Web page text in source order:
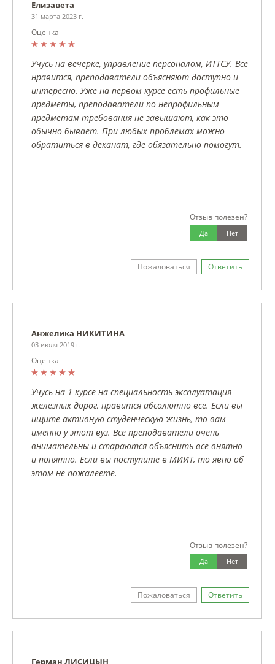
Елизавета
31 марта 2023 г.
Оценка
Учусь на вечерке, управление персоналом, ИТТСУ. Все
нравится, преподаватели объясняют доступно и
интересно. Уже на первом курсе есть профильные
предметы, преподаватели по непрофильным
предметам требования не завышают, как это
обычно бывает. При любых проблемах можно
обратиться в деканат, где обязательно помогут.
Отзыв полезен?
Нет
Да
Пожаловаться Ответить
Анжелика НИКИТИНА
03 июля 2019 г.
Оценка
Учусь на 1 курсе на специальность эксплуатация
железных дорог, нравится абсолютно все. Если вы
ищите активную студенческую жизнь, то вам
именно у этот вуз. Все преподаватели очень
внимательны и стараются объяснить все внятно
и понятно. Если вы поступите в МИИТ, то явно об
этом не пожалеете.
Отзыв полезен?
Нет
Да
Пожаловаться Ответить
Герман ЛИСИЦЫН